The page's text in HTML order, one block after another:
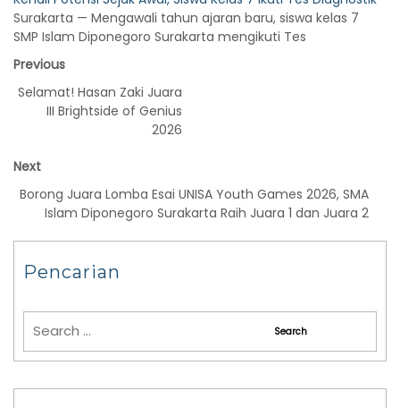
Surakarta — Mengawali tahun ajaran baru, siswa kelas 7
SMP Islam Diponegoro Surakarta mengikuti Tes
Previous
Selamat! Hasan Zaki Juara
III Brightside of Genius
2026
Next
Borong Juara Lomba Esai UNISA Youth Games 2026, SMA
Islam Diponegoro Surakarta Raih Juara 1 dan Juara 2
Pencarian